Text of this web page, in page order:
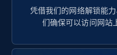
凭借我们的网络解锁能
们确保可以访问网站